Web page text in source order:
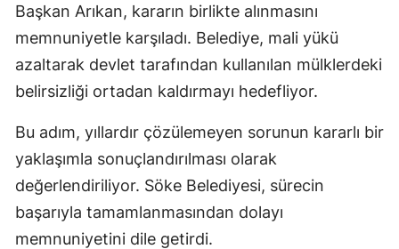
Başkan Arıkan, kararın birlikte alınmasını
memnuniyetle karşıladı. Belediye, mali yükü
azaltarak devlet tarafından kullanılan mülklerdeki
belirsizliği ortadan kaldırmayı hedefliyor.
Bu adım, yıllardır çözülemeyen sorunun kararlı bir
yaklaşımla sonuçlandırılması olarak
değerlendiriliyor. Söke Belediyesi, sürecin
başarıyla tamamlanmasından dolayı
memnuniyetini dile getirdi.